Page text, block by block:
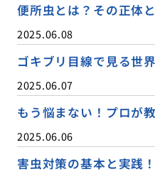
便所虫とは？その正体
2025.06.08
ゴキブリ目線で見る世
2025.06.07
もう悩まない！プロが
2025.06.06
害虫対策の基本と実践